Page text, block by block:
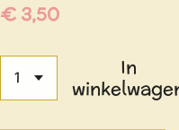
€ 3,50
In